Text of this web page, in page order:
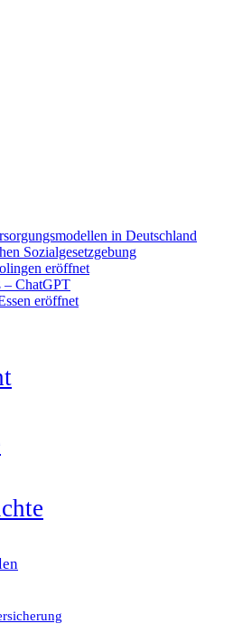
in Deutschland
Sozialgesetzgebung
eröffnet
– ChatGPT
eröffnet